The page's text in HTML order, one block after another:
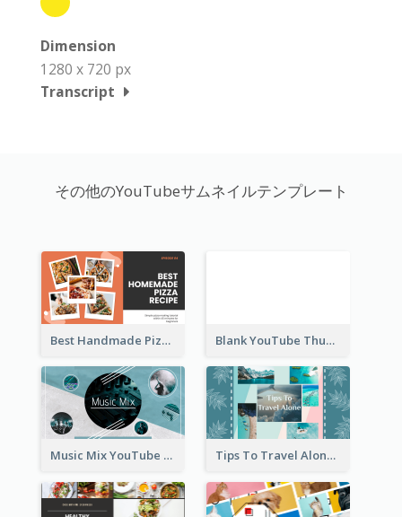
Dimension
1280 x 720 px
Transcript
その他のYouTubeサムネイルテンプレート
Best Handmade Pizza Recipe YouTube Thumbnail Blank YouTube Thumbnail
Music Mix YouTube Thumbnail Tips To Travel Alone YouTube Thumbnail